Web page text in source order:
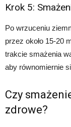
Krok 5:
Po wrzuceniu
przez około 15-20
trakcie smażenia
aby równomiernie
Czy
zdrowe?